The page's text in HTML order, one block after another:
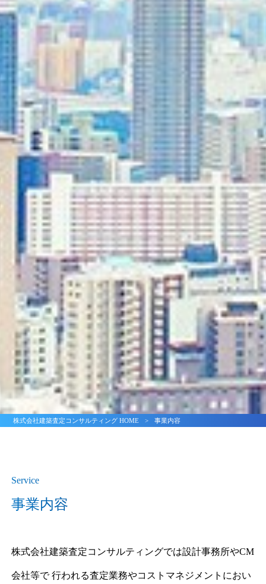
株式会社建築査定コンサルティング HOME > 事業内容
Service
事業内容
株式会社建築査定コンサルティングでは設計事務所やCM
会社等で行われる査定業務やコストマネジメントにおい